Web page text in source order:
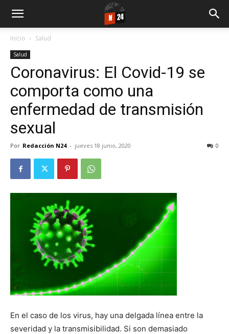
Inicio Salud
Salud
Coronavirus: El Covid-19 se
comporta como una
enfermedad de transmisión
sexual
Por Redacción N24 - jueves 18 junio, 2020 0
En el caso de los virus, hay una delgada línea entre la
severidad y la transmisibilidad. Si son demasiado